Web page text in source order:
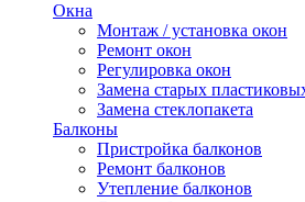
Окна
Монтаж / установка окон
Ремонт окон
Регулировка окон
Замена старых
Замена стеклопакета
Балконы
Пристройка балконов
Ремонт балконов
Утепление балконов